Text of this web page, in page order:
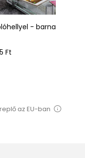
- barna
Ft
az EU-ban